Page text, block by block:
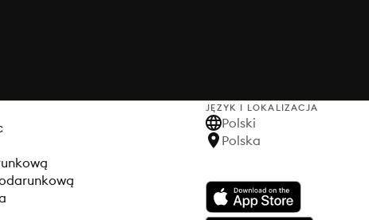
JĘZYK I LOKALIZACJA
Polski
Polska